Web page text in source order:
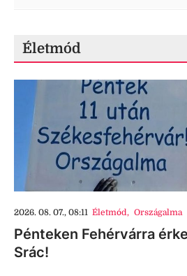
Életmód
2026. 08. 07., 08:11 Életmód, Országalma
Pénteken Fehérvárra
Srác!